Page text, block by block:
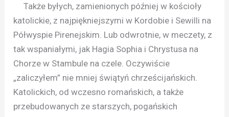
Także byłych, zamienionych później w kościoły
katolickie, z najpiękniejszymi w Kordobie i Sewilli na
Półwyspie Pirenejskim. Lub odwrotnie, w meczety, z
tak wspaniałymi, jak Hagia Sophia i Chrystusa na
Chorze w Stambule na czele. Oczywiście
„zaliczyłem” nie mniej świątyń chrześcijańskich.
Katolickich, od wczesno romańskich, a także
przebudowanych ze starszych, pogańskich